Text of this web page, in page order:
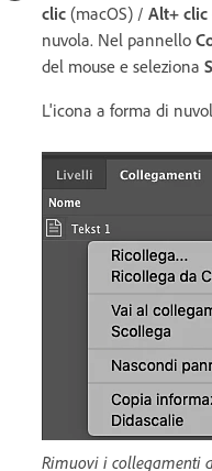
clic (macOS) / Alt+ clic
nuvola. Nel pannello
del mouse e seleziona
L'icona a forma di
Rimuovi i collegamenti